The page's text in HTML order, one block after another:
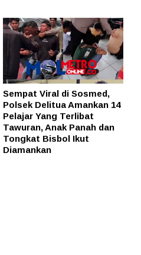
Sempat Viral di Sosmed,
Polsek Delitua Amankan 14
Pelajar Yang Terlibat
Tawuran, Anak Panah dan
Tongkat Bisbol Ikut
Diamankan